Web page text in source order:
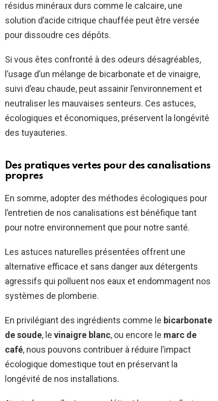
résidus minéraux durs comme le calcaire, une
solution d’acide citrique chauffée peut être versée
pour dissoudre ces dépôts.
Si vous êtes confronté à des odeurs désagréables,
l’usage d’un mélange de bicarbonate et de vinaigre,
suivi d’eau chaude, peut assainir l’environnement et
neutraliser les mauvaises senteurs. Ces astuces,
écologiques et économiques, préservent la longévité
des tuyauteries.
Des pratiques vertes pour des canalisations
propres
En somme, adopter des méthodes écologiques pour
l’entretien de nos canalisations est bénéfique tant
pour notre environnement que pour notre santé.
Les astuces naturelles présentées offrent une
alternative efficace et sans danger aux détergents
agressifs qui polluent nos eaux et endommagent nos
systèmes de plomberie.
En privilégiant des ingrédients comme le bicarbonate
de soude, le vinaigre blanc, ou encore le marc de
café, nous pouvons contribuer à réduire l’impact
écologique domestique tout en préservant la
longévité de nos installations.